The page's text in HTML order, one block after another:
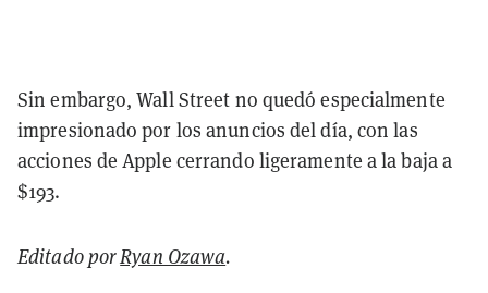
Sin embargo, Wall Street no quedó especialmente
impresionado por los anuncios del día, con las
acciones de Apple cerrando ligeramente a la baja a
$193.
Editado porRyan Ozawa.